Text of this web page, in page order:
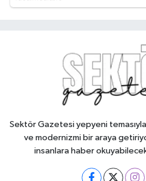
Sektör Gazetesi yepyeni
ve modernizmi bir araya
insanlara haber